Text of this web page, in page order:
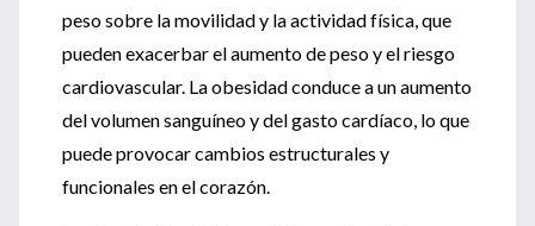
peso sobre la movilidad y la actividad física, que
pueden exacerbar el aumento de peso y el riesgo
cardiovascular. La obesidad conduce a un aumento
del volumen sanguíneo y del gasto cardíaco, lo que
puede provocar cambios estructurales y
funcionales en el corazón.